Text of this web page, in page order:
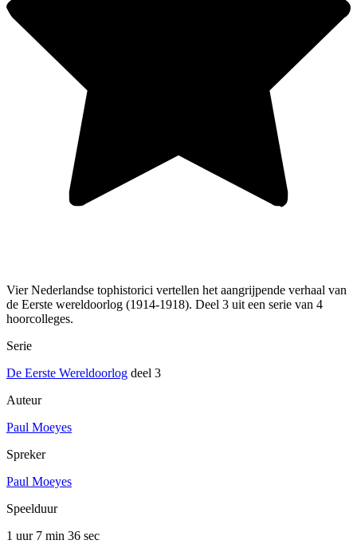
Vier Nederlandse tophistorici vertellen het aangrijpende verhaal van
de Eerste wereldoorlog (1914-1918). Deel 3 uit een serie van 4
hoorcolleges.
Serie
De Eerste Wereldoorlog deel 3
Auteur
Paul Moeyes
Spreker
Paul Moeyes
Speelduur
1 uur 7 min 36 sec